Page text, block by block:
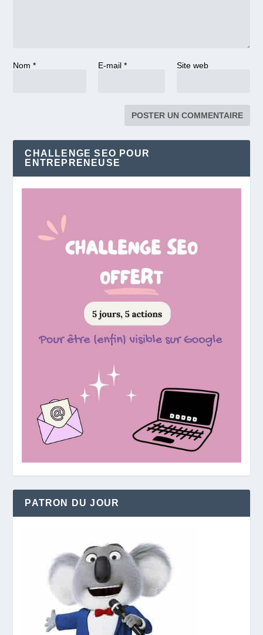
Nom* E-mail * Site web
CHALLENGE SEO POUR
ENTREPRENEUSE
PATRON DU JOUR